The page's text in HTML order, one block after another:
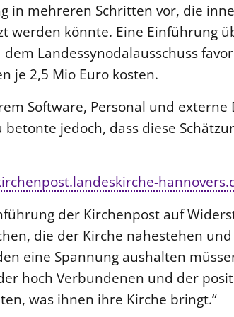
in mehreren Schritten vor, die
werden könnte. Eine Einführung
Landessynodalausschuss
je 2,5 Mio Euro kosten.
Software, Personal und externe
jedoch, dass diese
der Kirchenpost auf
die der Kirche nahestehen
eine Spannung aushalten
hoch Verbundenen und der
was ihnen ihre Kirche bringt.“